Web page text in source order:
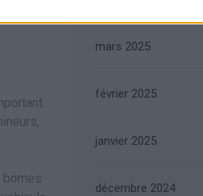
mars 2025
février 2025
janvier 2025
décembre 2024